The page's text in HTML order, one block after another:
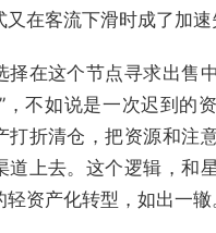
在客流下滑时成了加速
择在这个节点寻求出售
，不如说是一次迟到的
打折清仓，把资源和注
道上去。这个逻辑，和
资产化转型，如出一辙